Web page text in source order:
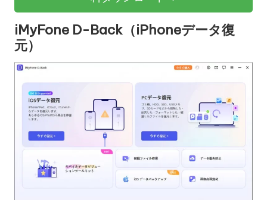
iMyFone D-Back（iPhoneデータ復
元）